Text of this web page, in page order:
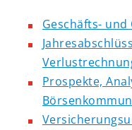
Geschäfts-
Prospekte,